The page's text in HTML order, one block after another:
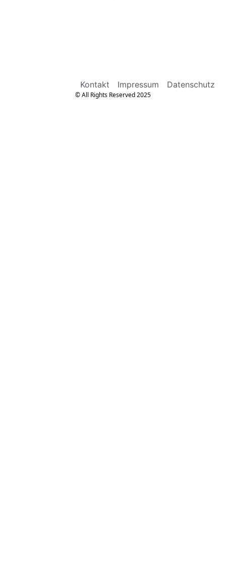
Kontakt Impressum Datenschutz
© All Rights Reserved 2025